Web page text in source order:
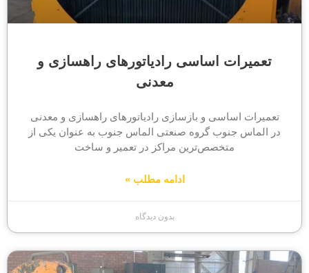
تعمیرات اساسی رادیاتورهای راهسازی و
معدنی
تعمیرات اساسی و بازسازی رادیاتورهای راهسازی و معدنی
در الماس جنوب گروه صنعتی الماس جنوب به عنوان یکی از
متخصص‌ترین مراکز در تعمیر و ساخت
ادامه مطلب »
بدون دیدگاه